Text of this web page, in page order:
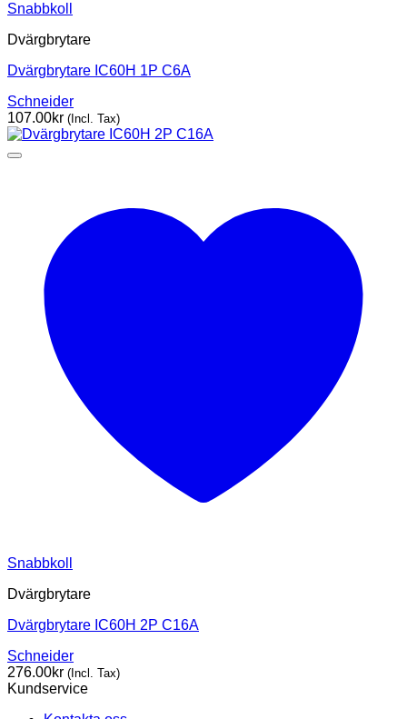
Snabbkoll
Dvärgbrytare
Dvärgbrytare IC60H 1P C6A
Schneider
107.00kr (Incl. Tax)
Snabbkoll
Dvärgbrytare
Dvärgbrytare IC60H 2P C16A
Schneider
276.00kr (Incl. Tax)
Kundservice